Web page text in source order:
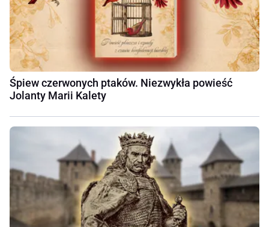
Śpiew czerwonych ptaków. Niezwykła powieść
Jolanty Marii Kalety